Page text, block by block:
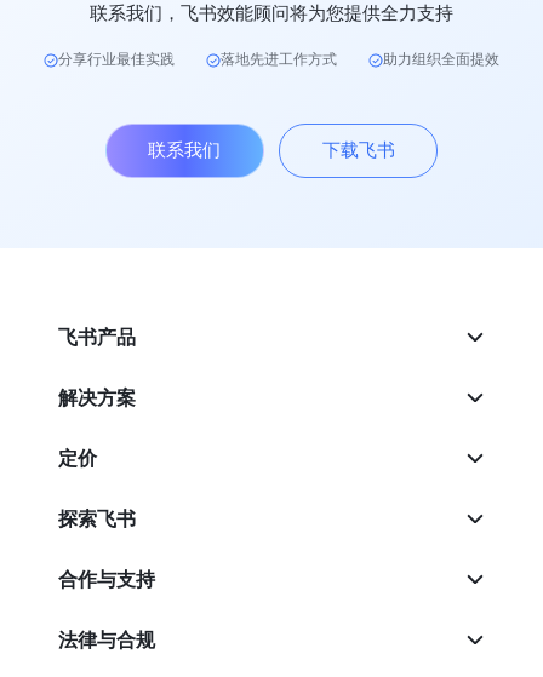
联系我们，飞书效能顾问将为您提供全力支持
分享行业最佳实践 落地先进工作方式 助力组织全面提效
联系我们 下载飞书
飞书产品
解决方案
定价
探索飞书
合作与支持
法律与合规